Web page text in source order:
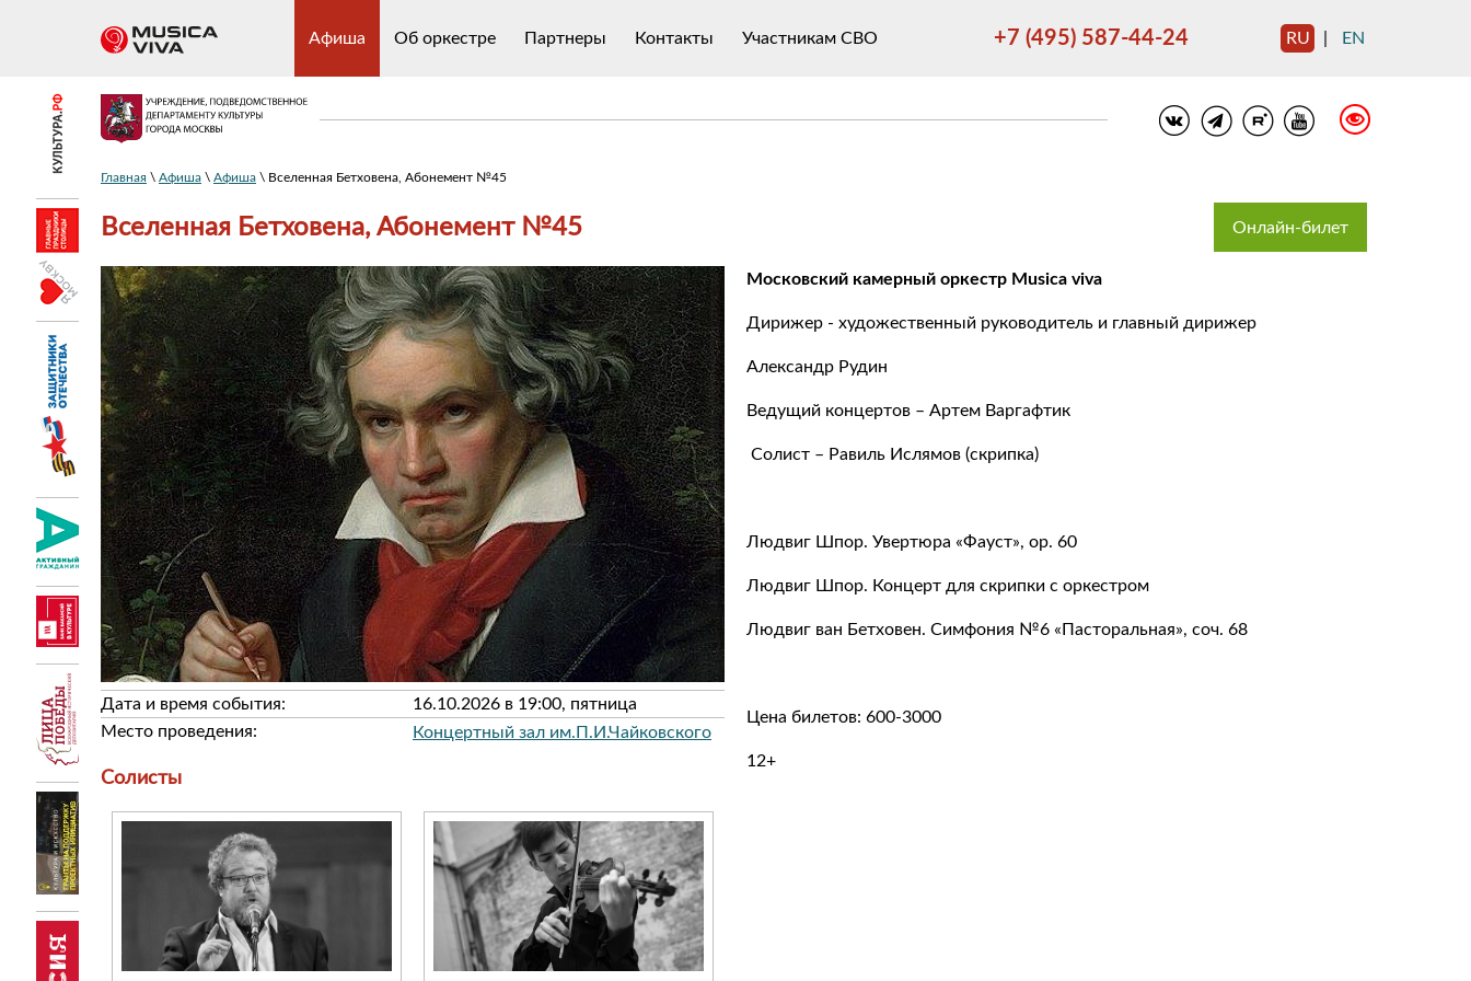
Афиша Об оркестре Партнеры Контакты Участникам СВО +7 (495) 587-44-24 RU EN
Главная \ Афиша \ Афиша \ Вселенная Бетховена, Абонемент №45
Вселенная Бетховена, Абонемент №45 Онлайн-билет
Дата и время события:
16.10.2026 в 19:00, пятница
Место проведения:
Концертный зал им.П.И.Чайковского
Солисты
Московский камерный оркестр Musica viva
Дирижер - художественный руководитель и главный дирижер
Александр Рудин
Ведущий концертов – Артем Варгафтик
Солист – Равиль Ислямов (скрипка)
Людвиг Шпор. Увертюра «Фауст», op. 60
Людвиг Шпор. Концерт для скрипки с оркестром
Людвиг ван Бетховен. Симфония №6 «Пасторальная», соч. 68
Цена билетов: 600-3000
12+